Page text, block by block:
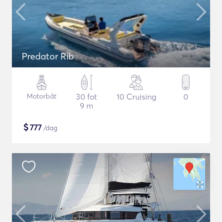
Predator Rib
Motorbåt
30 fot
9 m
10 Cruising 0
$777 /dag